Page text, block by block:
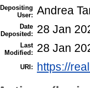
Depositing
User: Andrea
Date
Deposited:
28 Jan
Last
Modified:
28 Jan
URI: https://